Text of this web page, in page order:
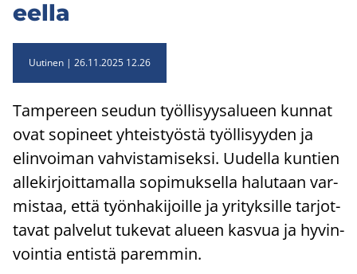
eel­la
Uutinen 26.11.2025 12.26
Tam­pe­reen seu­dun työl­li­syy­sa­lu­een kun­nat
ovat so­pi­neet yh­teis­työs­tä työl­li­syy­den ja
elin­voi­man vah­vis­ta­mi­sek­si. Uu­del­la kun­tien
al­le­kir­joit­ta­mal­la so­pi­muk­sel­la ha­lu­taan var­
mis­taa, että työn­ha­ki­joil­le ja yri­tyk­sil­le tar­jot­
ta­vat pal­ve­lut tu­ke­vat alu­een kas­vua ja hy­vin­
voin­tia en­tis­tä pa­rem­min.